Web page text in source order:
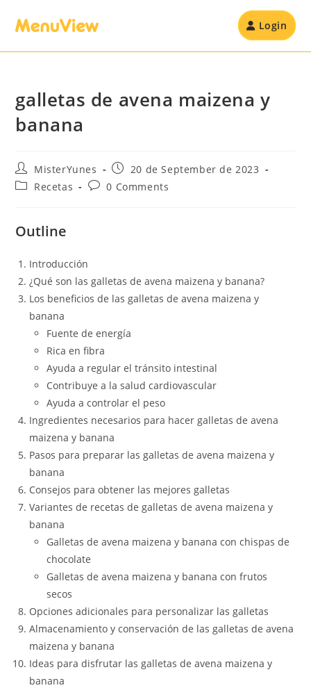
Login
galletas de avena maizena y
banana
MisterYunes
20 de September de 2023
Recetas
0 Comments
Outline
Introducción
¿Qué son las galletas de avena maizena y banana?
Los beneficios de las galletas de avena maizena y
banana
Fuente de energía
Rica en fibra
Ayuda a regular el tránsito intestinal
Contribuye a la salud cardiovascular
Ayuda a controlar el peso
Ingredientes necesarios para hacer galletas de avena
maizena y banana
Pasos para preparar las galletas de avena maizena y
banana
Consejos para obtener las mejores galletas
Variantes de recetas de galletas de avena maizena y
banana
Galletas de avena maizena y banana con chispas de
chocolate
Galletas de avena maizena y banana con frutos
secos
Opciones adicionales para personalizar las galletas
Almacenamiento y conservación de las galletas de avena
maizena y banana
Ideas para disfrutar las galletas de avena maizena y
banana